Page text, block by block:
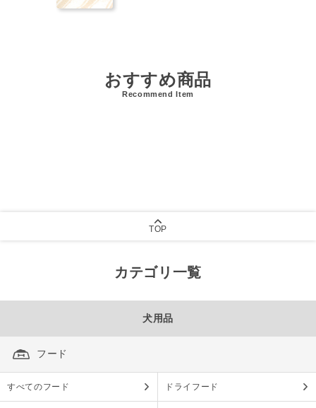
おすすめ商品
Recommend Item
TOP
カテゴリ一覧
犬用品
フード
すべてのフード ドライフード